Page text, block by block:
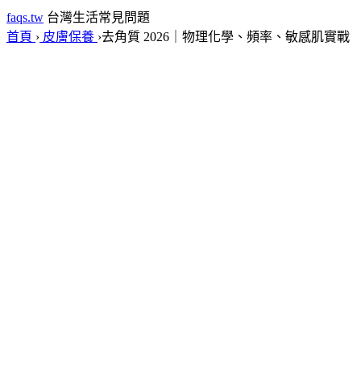
faqs.tw 台灣生活常見問題
首頁 › 皮膚保養 ›去角質 2026｜物理化學、頻率、敏感肌實戰